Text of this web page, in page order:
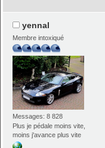
yennal
Membre intoxiqué
Messages: 8 828
Plus je pédale moins vite,
moins j'avance plus vite